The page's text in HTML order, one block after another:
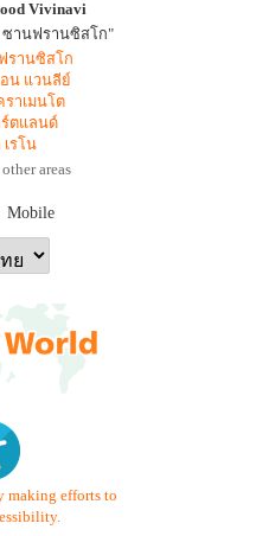
Vivinavi
ซานฟรานซิสโก"
รานซิสโก
น แวนลีย์
าเมนโต
ตแลนด์
รโน
areas
Mobile
making efforts to